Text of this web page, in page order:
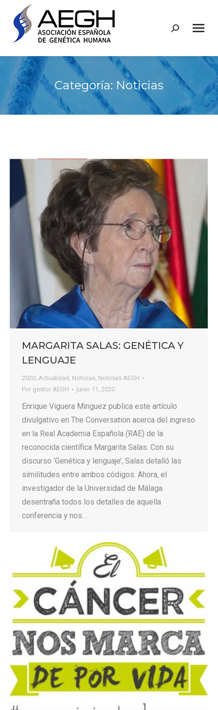
Buscar:
Categoría: Noticias
MARGARITA SALAS: GENÉTICA Y
LENGUAJE
2020, Actualidad , Noticias, Noticias AEGH
Por gestor AEGH junio 11, 2020
Enrique Viguera Minguez publica este artículo
divulgativo en The Conversation acerca del ingreso
en la Real Academia Española (RAE) de la
reconocida científica Margarita Salas. Con su
discurso ‘Genética y lenguaje’, Salas detalló las
similitudes entre ambos códigos. Ahora, el
investigador de la Universidad de Málaga
desentraña todos los detalles de aquella
conferencia y nos…